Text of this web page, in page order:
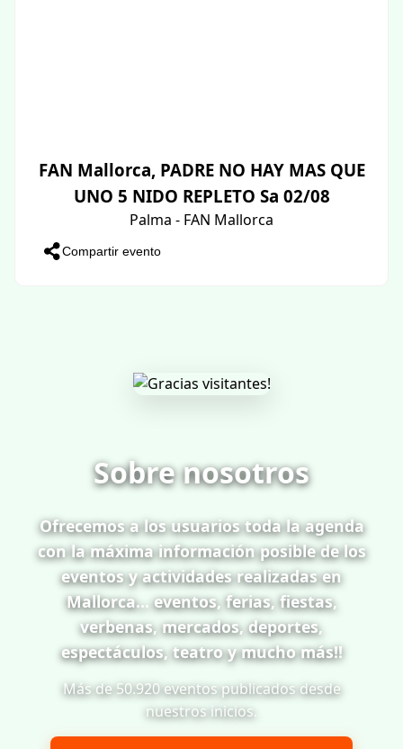
FAN Mallorca, PADRE NO HAY MAS QUE
UNO 5 NIDO REPLETO Sa 02/08
Palma - FAN Mallorca
Compartir evento
Sobre nosotros
Ofrecemos a los usuarios toda la agenda
con la máxima información posible de los
eventos y actividades realizadas en
Mallorca... eventos, ferias, fiestas,
verbenas, mercados, deportes,
espectáculos, teatro y mucho más!!
Más de 50.920 eventos publicados desde
nuestros inicios.